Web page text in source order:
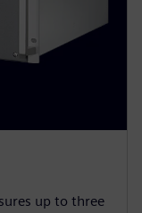
up to three